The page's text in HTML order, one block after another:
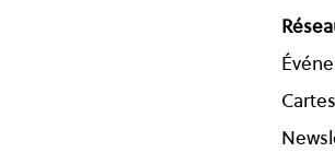
Cartes